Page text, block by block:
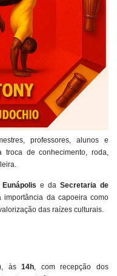
professores, alunos e
de conhecimento, roda,
e da Secretaria de
importância da capoeira como
das raízes culturais.
às14h , com recepção dos